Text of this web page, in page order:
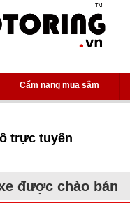
Cẩm nang mua sắm
trực tuyến
được chào bán